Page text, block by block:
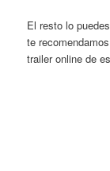
El resto lo
te
trailer online de